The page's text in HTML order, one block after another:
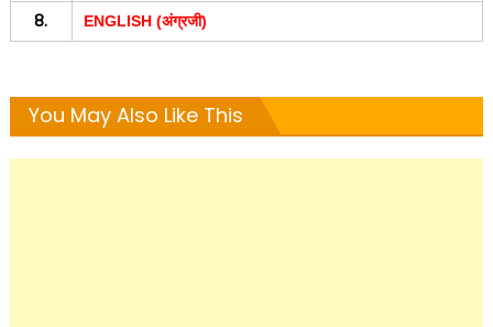
8. ENGLISH (अंग्रजी)
You May Also Like This